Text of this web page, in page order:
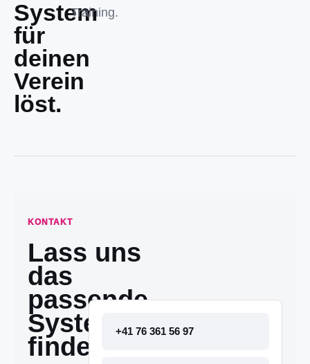
System
für
deinen
Verein
löst.
Training.
KONTAKT
Lass uns
das
passende
System
finden.
+41 76 361 56 97